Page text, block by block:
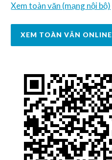
Xem toàn văn (mạng nội bộ)
XEM TOÀN VĂN ONLINE